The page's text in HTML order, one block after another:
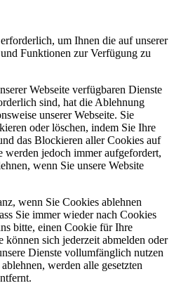
um Ihnen die auf unserer
Funktionen zur Verfügung zu
Webseite verfügbaren Dienste
sind, hat die Ablehnung
unserer Webseite. Sie
oder löschen, indem Sie Ihre
das Blockieren aller Cookies auf
werden jedoch immer aufgefordert,
wenn Sie unsere Website
wenn Sie Cookies ablehnen
Sie immer wieder nach Cookies
bitte, einen Cookie für Ihre
können sich jederzeit abmelden oder
Dienste vollumfänglich nutzen
werden alle gesetzten